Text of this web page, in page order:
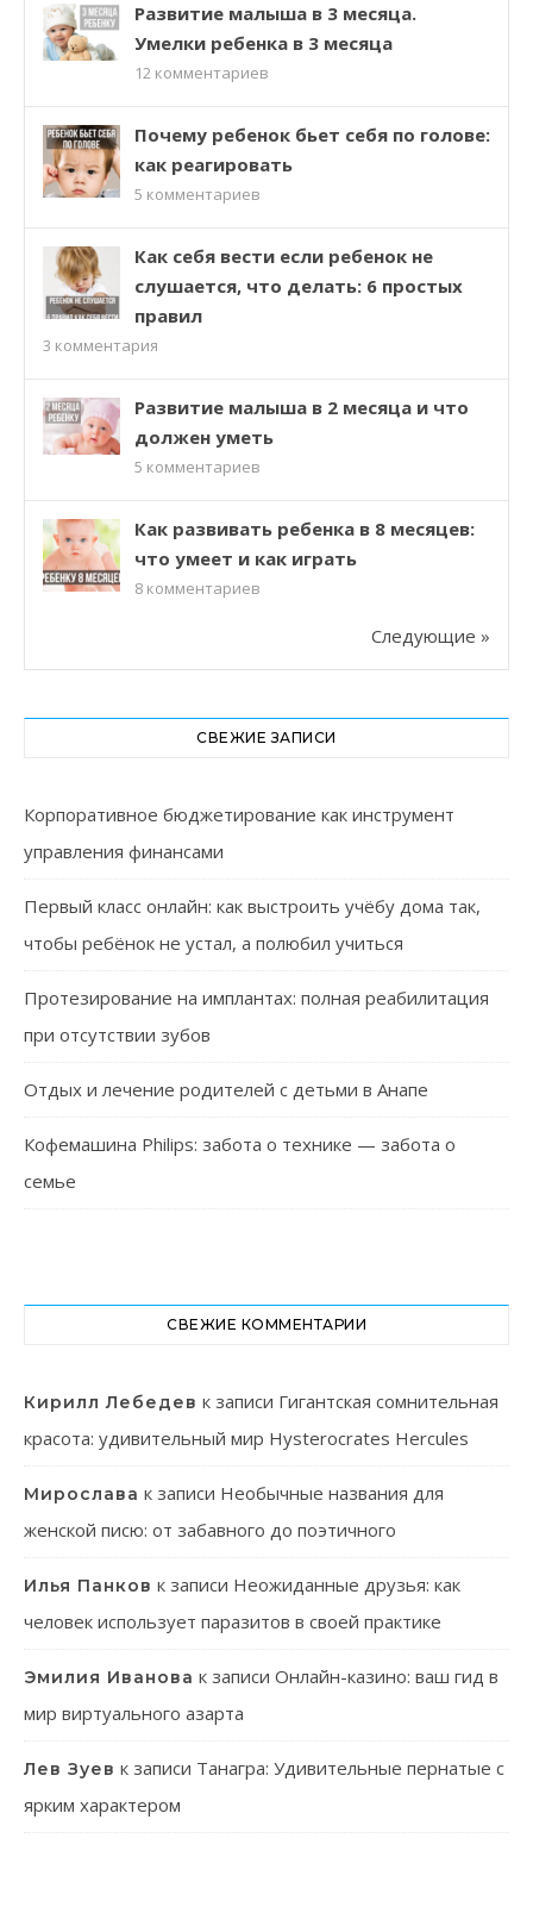
Развитие малыша в 3 месяца.
Умелки ребенка в 3 месяца
12 комментариев
Почему ребенок бьет себя по голове:
как реагировать
5 комментариев
Как себя вести если ребенок не
слушается, что делать: 6 простых
правил
3 комментария
Развитие малыша в 2 месяца и что
должен уметь
5 комментариев
Как развивать ребенка в 8 месяцев:
что умеет и как играть
8 комментариев
Следующие »
СВЕЖИЕ ЗАПИСИ
Корпоративное бюджетирование как инструмент
управления финансами
Первый класс онлайн: как выстроить учёбу дома так,
чтобы ребёнок не устал, а полюбил учиться
Протезирование на имплантах: полная реабилитация
при отсутствии зубов
Отдых и лечение родителей с детьми в Анапе
Кофемашина Philips: забота о технике — забота о
семье
СВЕЖИЕ КОММЕНТАРИИ
Кирилл Лебедев к записи Гигантская сомнительная
красота: удивительный мир Hysterocrates Hercules
Мирослава к записи Необычные названия для
женской писю: от забавного до поэтичного
Илья Панков к записи Неожиданные друзья: как
человек использует паразитов в своей практике
Эмилия Иванова к записи Онлайн-казино: ваш гид в
мир виртуального азарта
Лев Зуев к записи Танагра: Удивительные пернатые с
ярким характером